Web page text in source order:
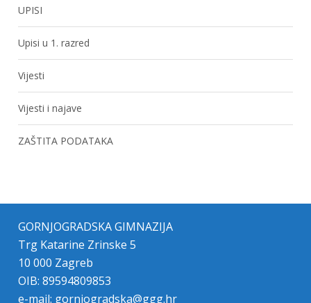
UPISI
Upisi u 1. razred
Vijesti
Vijesti i najave
ZAŠTITA PODATAKA
GORNJOGRADSKA GIMNAZIJA
Trg Katarine Zrinske 5
10 000 Zagreb
OIB: 89594809853
e-mail: gornjogradska@ggg.hr